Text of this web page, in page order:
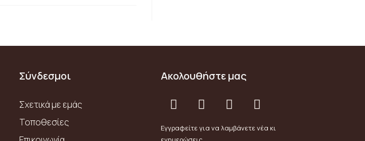
Σύνδεσμοι
Σχετικά με εμάς
Τοποθεσίες
Ακολουθήστε μας
Εγγραφείτε για να λαμβάνετε νέα κι